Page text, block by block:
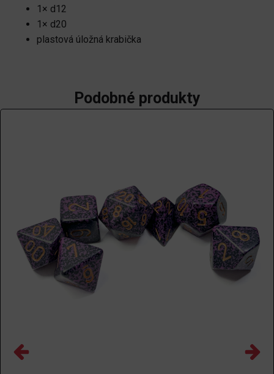
1× d12
1× d20
plastová úložná krabička
Podobné produkty